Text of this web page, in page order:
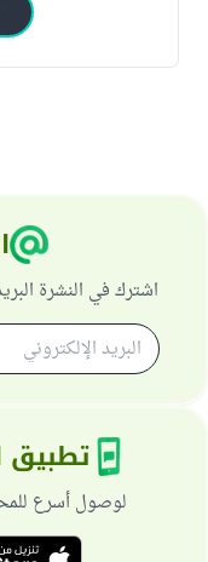
اشترك في النشرة
تطبيق
لوصول أسرع